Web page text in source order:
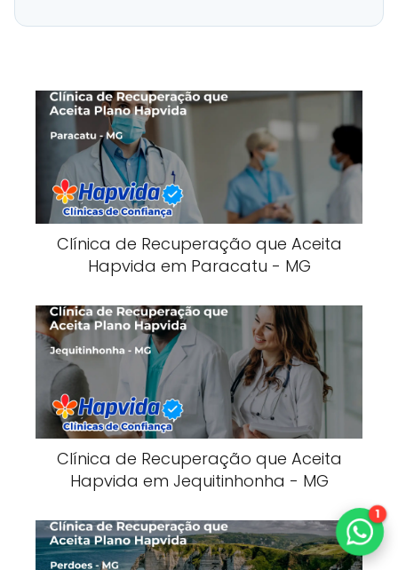
Clínica de Recuperação que Aceita
Hapvida em Paracatu - MG
Clínica de Recuperação que Aceita
Hapvida em Jequitinhonha - MG
1